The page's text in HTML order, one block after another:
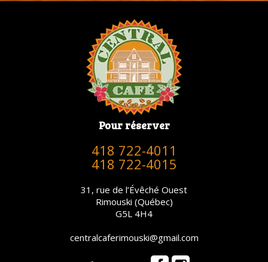
Pour réserver
418 722-4011
418 722-4015
31, rue de l’Évêché Ouest
Rimouski (Québec)
G5L 4H4
centralcaferimouski@gmail.com